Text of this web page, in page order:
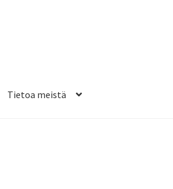
Tietoa meistä